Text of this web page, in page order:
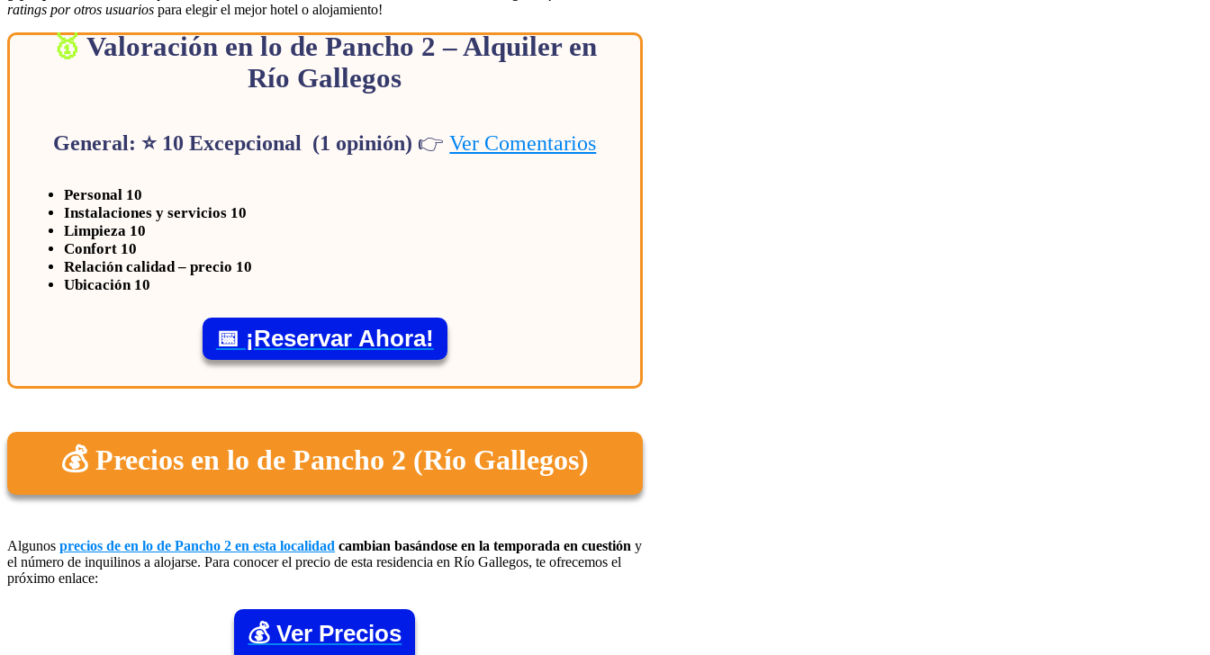
ratings por otros usuarios para elegir el mejor hotel o alojamiento!
Valoración en lo de Pancho 2 – Alquiler en
Río Gallegos
General: ⭐ 10 Excepcional (1 opinión) 👉Ver Comentarios
Personal 10
Instalaciones y servicios 10
Limpieza 10
Confort 10
Relación calidad – precio 10
Ubicación 10
📅 ¡Reservar Ahora!
💰 Precios en lo de Pancho 2 (Río Gallegos)
Algunos precios de en lo de Pancho 2 en esta localidad cambian basándose en la temporada en cuestión y
el número de inquilinos a alojarse. Para conocer el precio de esta residencia en Río Gallegos, te ofrecemos el
próximo enlace:
💰 Ver Precios